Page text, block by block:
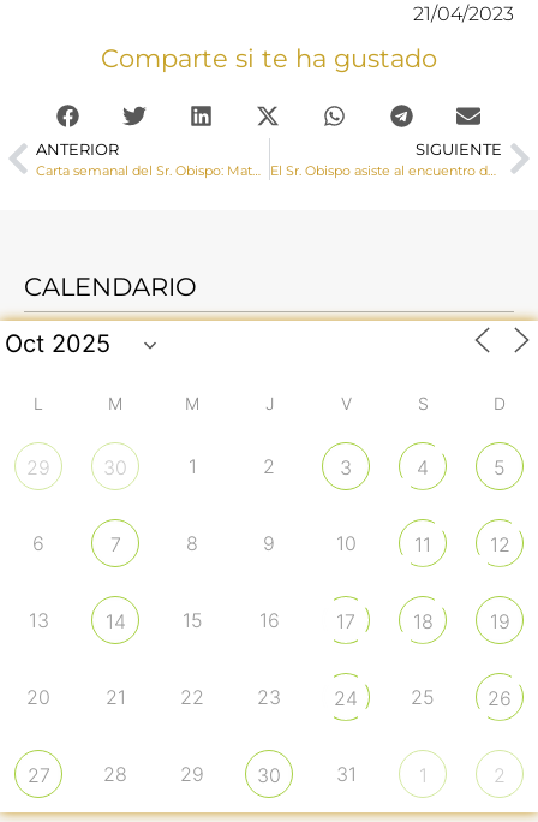
21/04/2023
Comparte si te ha gustado
ANTERIOR SIGUIENTE
El Sr. Obispo asiste al encuentro de profesores de Religión
CALENDARIO
L M M J V S D
29 30 1 2 3 4 5
6 7 8 9 10 11 12
13 14 15 16 17 18 19
20 21 22 23 24 25 26
27 28 29 30 31 1 2